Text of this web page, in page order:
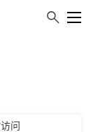
问